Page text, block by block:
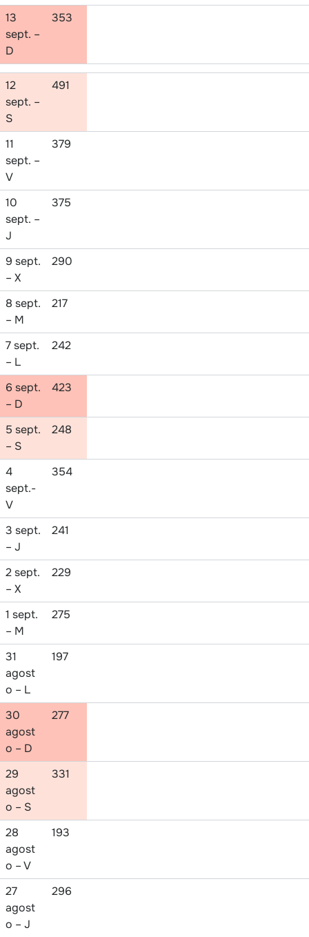
13
sept. –
D
353
12
sept. –
S
491
11
sept. –
V
379
10
sept. –
J
375
9 sept.
– X
290
8 sept.
– M
217
7 sept.
– L
242
6 sept.
– D
423
5 sept.
– S
248
4
sept.-
V
354
3 sept.
– J
241
2 sept.
– X
229
1 sept.
– M
275
31
agost
o – L
197
30
agost
o – D
277
29
agost
o – S
331
28
agost
o – V
193
27
agost
o – J
296